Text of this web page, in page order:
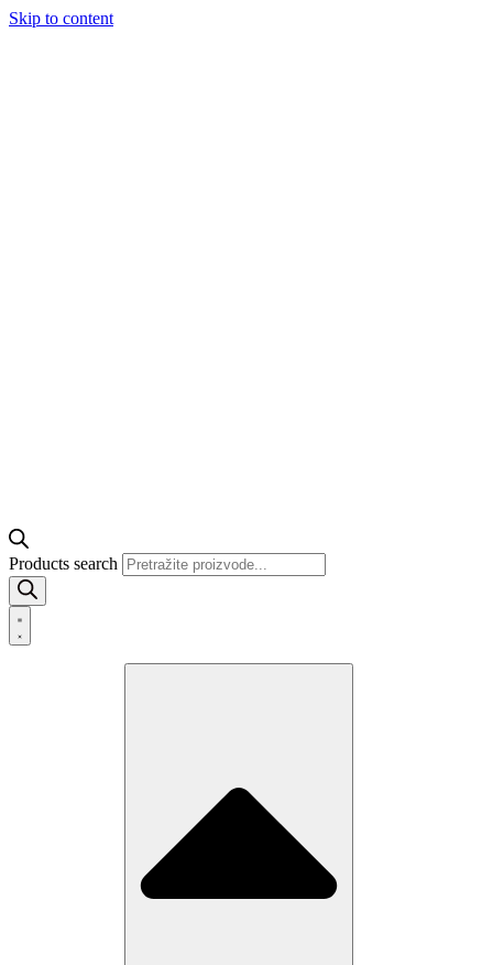
Skip to content
Products search